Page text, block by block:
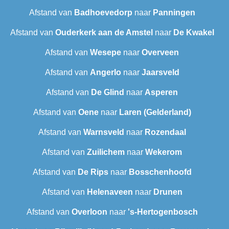
Afstand van Badhoevedorp naar Panningen
Afstand van Ouderkerk aan de Amstel naar De Kwakel
Afstand van Wesepe naar Overveen
Afstand van Angerlo naar Jaarsveld
Afstand van De Glind naar Asperen
Afstand van Oenenaar Laren (Gelderland)
Afstand van Warnsveld naar Rozendaal
Afstand van Zuilichem naar Wekerom
Afstand van De Ripsnaar Bosschenhoofd
Afstand van Helenaveen naar Drunen
Afstand van Overloon naar 's-Hertogenbosch